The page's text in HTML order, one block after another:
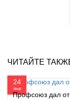
ЧИТАЙТЕ
24
янв
Профсоюз дал